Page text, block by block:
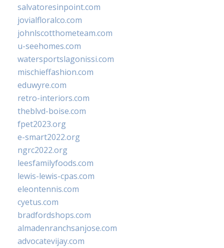
salvatoresinpoint.com
jovialfloralco.com
johnlscotthometeam.com
u-seehomes.com
watersportslagonissi.com
mischieffashion.com
eduwyre.com
retro-interiors.com
theblvd-boise.com
fpet2023.org
e-smart2022.org
ngrc2022.org
leesfamilyfoods.com
lewis-lewis-cpas.com
eleontennis.com
cyetus.com
bradfordshops.com
almadenranchsanjose.com
advocatevijay.com